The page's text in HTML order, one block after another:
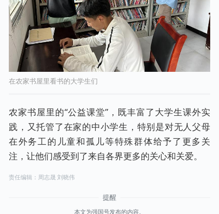
在农家书屋里看书的大学生们
农家书屋里的“公益课堂”，既丰富了大学生课外实
践，又托管了在家的中小学生，特别是对无人父母
在外务工的儿童和孤儿等特殊群体给予了更多关
注，让他们感受到了来自各界更多的关心和关爱。
责任编辑：周志晟 刘晓伟
本文为强国号发布的内容。